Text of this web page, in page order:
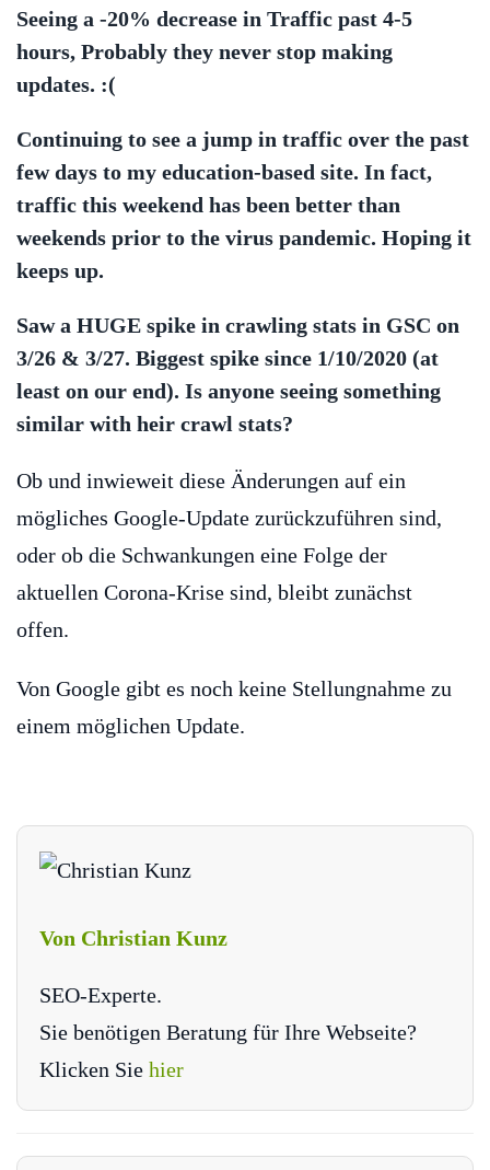
Seeing a -20% decrease in Traffic past 4-5
hours, Probably they never stop making
updates. :(
Continuing to see a jump in traffic over the past
few days to my education-based site. In fact,
traffic this weekend has been better than
weekends prior to the virus pandemic. Hoping it
keeps up.
Saw a HUGE spike in crawling stats in GSC on
3/26 & 3/27. Biggest spike since 1/10/2020 (at
least on our end). Is anyone seeing something
similar with heir crawl stats?
Ob und inwieweit diese Änderungen auf ein
mögliches Google-Update zurückzuführen sind,
oder ob die Schwankungen eine Folge der
aktuellen Corona-Krise sind, bleibt zunächst
offen.
Von Google gibt es noch keine Stellungnahme zu
einem möglichen Update.
Von Christian Kunz
SEO-Experte.
Sie benötigen Beratung für Ihre Webseite?
Klicken Sie hier